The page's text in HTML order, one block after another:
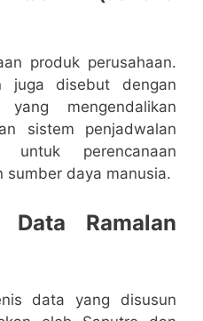
produk perusahaan.
juga disebut dengan
yang mengendalikan
sistem penjadwalan
perencanaan
sumber daya manusia.
Ramalan
data yang disusun